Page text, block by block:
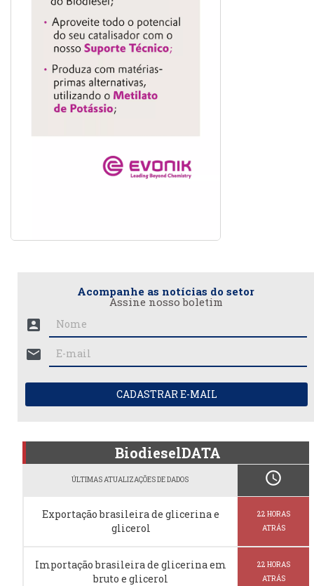
Acompanhe as notícias do setor
Assine nosso boletim
account_box
mail
CADASTRAR E-MAIL
BiodieselDATA
ÚLTIMAS ATUALIZAÇÕES DE DADOS schedule
Exportação brasileira de glicerina e
glicerol
22 HORAS
ATRÁS
Importação brasileira de glicerina em
bruto e glicerol
22 HORAS
ATRÁS